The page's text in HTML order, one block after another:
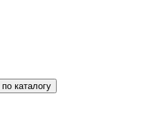
каталогу